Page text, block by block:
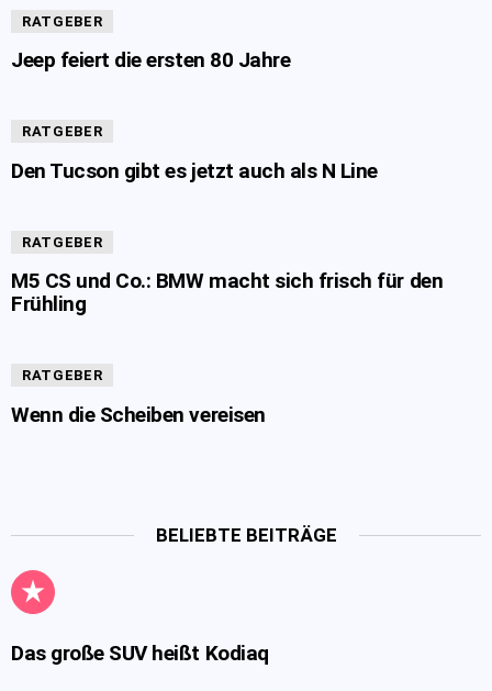
RATGEBER
Jeep feiert die ersten 80 Jahre
RATGEBER
Den Tucson gibt es jetzt auch als N Line
RATGEBER
M5 CS und Co.: BMW macht sich frisch für den
Frühling
RATGEBER
Wenn die Scheiben vereisen
BELIEBTE BEITRÄGE
Das große SUV heißt Kodiaq